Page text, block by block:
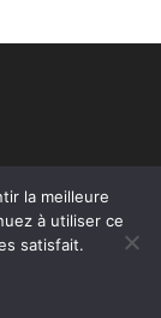
la meilleure
à utiliser ce
satisfait.